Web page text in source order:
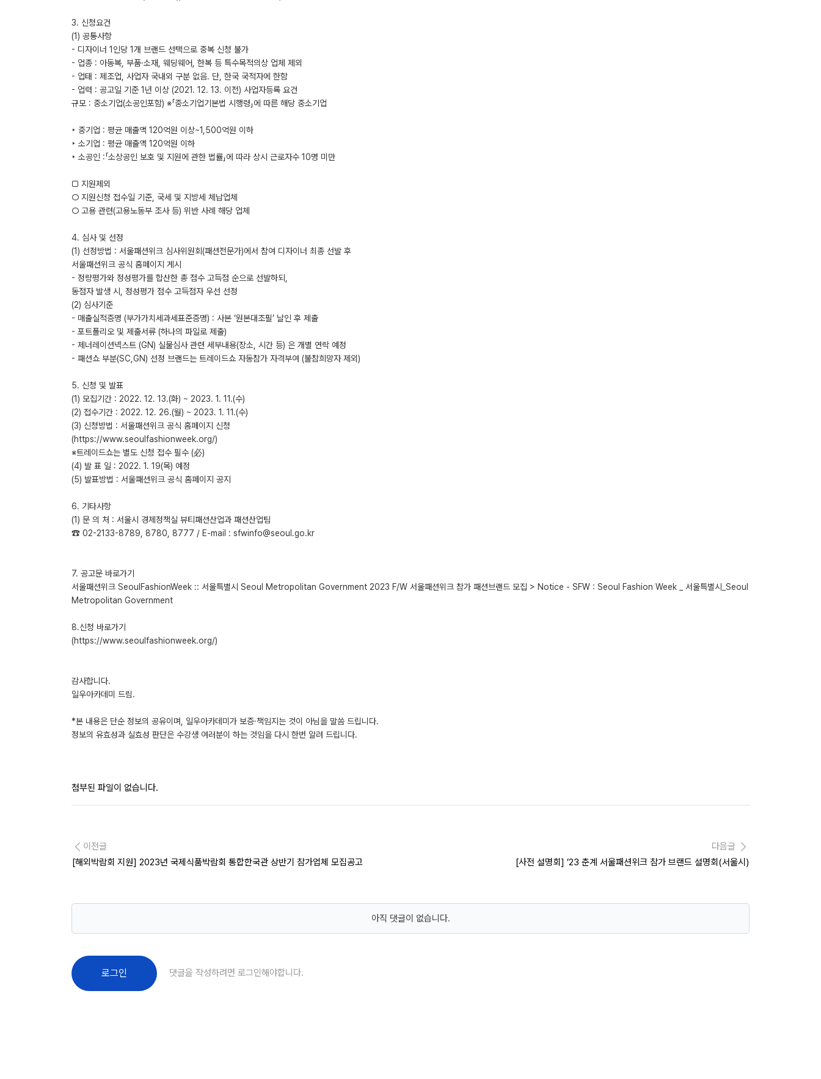
3. 신청요건
(1) 공통사항
- 디자이너 1인당 1개 브랜드 선택으로 중복 신청 불가
- 업종 : 아동복, 부품·소재, 웨딩웨어, 한복 등 특수목적의상 업체 제외
- 업태 : 제조업, 사업자 국내외 구분 없음. 단, 한국 국적자에 한함
- 업력 : 공고일 기준 1년 이상 (2021. 12. 13. 이전) 사업자등록 요건
규모 : 중소기업(소공인포함) ※「중소기업기본법 시행령」에 따른 해당 중소기업
‣ 중기업 : 평균 매출액 120억원 이상~1,500억원 이하
‣ 소기업 : 평균 매출액 120억원 이하
‣ 소공인 :「소상공인 보호 및 지원에 관한 법률」에 따라 상시 근로자수 10명 미만
□ 지원제외
○ 지원신청 접수일 기준, 국세 및 지방세 체납업체
○ 고용 관련(고용노동부 조사 등) 위반 사례 해당 업체
4. 심사 및 선정
(1) 선정방법 : 서울패션위크 심사위원회(패션전문가)에서 참여 디자이너 최종 선발 후
서울패션위크 공식 홈페이지 게시
- 정량평가와 정성평가를 합산한 총 점수 고득점 순으로 선발하되,
동점자 발생 시, 정성평가 점수 고득점자 우선 선정
(2) 심사기준
- 매출실적증명 (부가가치세과세표준증명) : 사본 ‘원본대조필’ 날인 후 제출
- 포트폴리오 및 제출서류 (하나의 파일로 제출)
- 제너레이션넥스트 (GN) 실물심사 관련 세부내용(장소, 시간 등) 은 개별 연락 예정
- 패션쇼 부분(SC,GN) 선정 브랜드는 트레이드쇼 자동참가 자격부여 (불참희망자 제외)
5. 신청 및 발표
(1) 모집기간 : 2022. 12. 13.(화) ~ 2023. 1. 11.(수)
(2) 접수기간 : 2022. 12. 26.(월) ~ 2023. 1. 11.(수)
(3) 신청방법 : 서울패션위크 공식 홈페이지 신청
(https://www.seoulfashionweek.org/)
※트레이드쇼는 별도 신청 접수 필수 (必)
(4) 발 표 일 : 2022. 1. 19(목) 예정
(5) 발표방법 : 서울패션위크 공식 홈페이지 공지
6. 기타사항
(1) 문 의 처 : 서울시 경제정책실 뷰티패션산업과 패션산업팀
☎ 02-2133-8789, 8780, 8777 / E-mail : sfwinfo@seoul.go.kr
7. 공고문 바로가기
서울패션위크 SeoulFashionWeek :: 서울특별시 Seoul Metropolitan Government 2023 F/W 서울패션위크 참가 패션브랜드 모집 > Notice - SFW : Seoul Fashion Week _ 서울특별시_Seoul
Metropolitan Government
8.신청 바로가기
(https://www.seoulfashionweek.org/)
감사합니다.
일우아카데미 드림.
*본 내용은 단순 정보의 공유이며, 일우아카데미가 보증·책임지는 것이 아님을 말씀 드립니다.
정보의 유효성과 실효성 판단은 수강생 여러분이 하는 것임을 다시 한번 알려 드립니다.
첨부된 파일이 없습니다.
이전글
[해외박람회 지원] 2023년 국제식품박람회 통합한국관 상반기 참가업체 모집공고
다음글
[사전 설명회] ’23 춘계 서울패션위크 참가 브랜드 설명회(서울시)
아직 댓글이 없습니다.
로그인 댓글을 작성하려면 로그인해야합니다.